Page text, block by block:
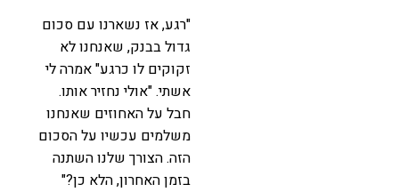
"רגע, אז נשארנו עם סכום
גדול בבנק, שאנחנו לא
זקוקים לו כרגע" אמרה לי
אשתי. "אולי נחזיר אותו.
חבל על האחוזים שאנחנו
משלמים עכשיו על הסכום
הזה. הצורך שלנו השתנה
בזמן האחרון, הלא כן?"